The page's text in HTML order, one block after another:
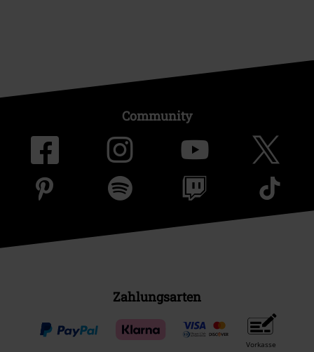
Community
Zahlungsarten
Vorkasse